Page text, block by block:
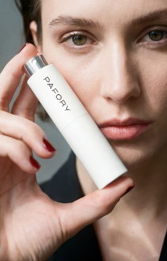
3.8
28 Comentarios
Los primeros
maderas, musgo...
algo...